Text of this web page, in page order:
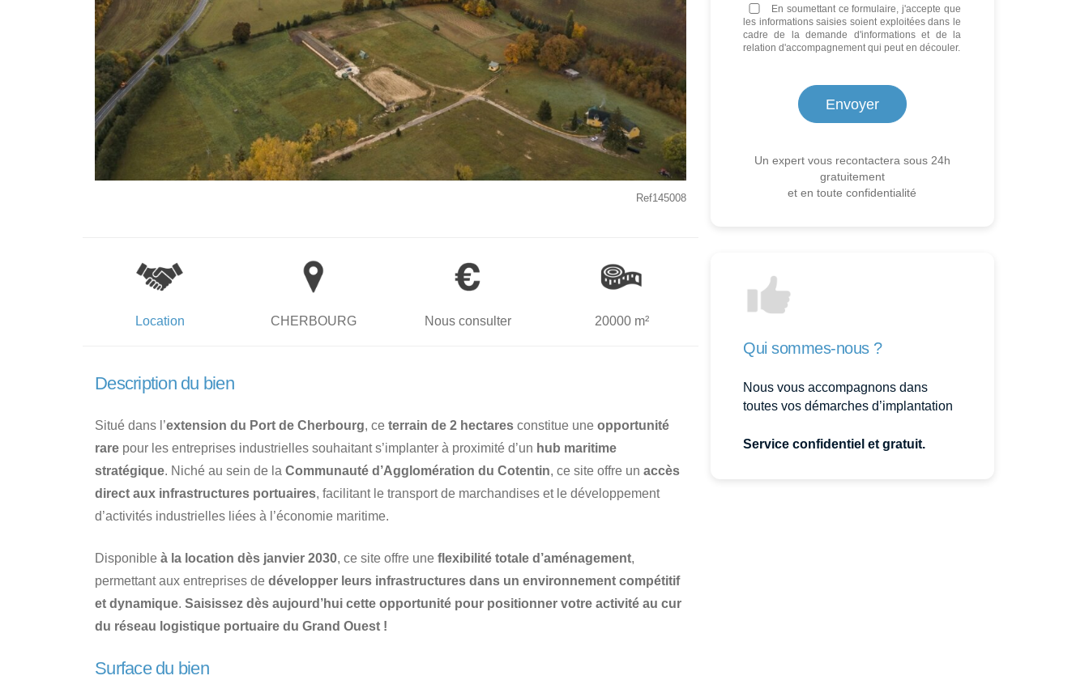
Ref145008
Location CHERBOURG Nous consulter 20000 m²
Description du bien
Situé dans l’extension du Port de Cherbourg, ce terrain de 2 hectares constitue une opportunité
rare pour les entreprises industrielles souhaitant s’implanter à proximité d’un hub maritime
stratégique. Niché au sein de la Communauté d’Agglomération du Cotentin, ce site offre un accès
direct aux infrastructures portuaires, facilitant le transport de marchandises et le développement
d’activités industrielles liées à l’économie maritime.
Disponible à la location dès janvier 2030, ce site offre une flexibilité totale d’aménagement,
permettant aux entreprises de développer leurs infrastructures dans un environnement compétitif
et dynamique. Saisissez dès aujourd’hui cette opportunité pour positionner votre activité au cur
du réseau logistique portuaire du Grand Ouest !
Surface du bien
En soumettant ce formulaire, j'accepte que
les informations saisies soient exploitées dans le
cadre de la demande d'informations et de la
relation d'accompagnement qui peut en découler.
Un expert vous recontactera sous 24h
gratuitement
et en toute confidentialité
Qui sommes-nous ?
Nous vous accompagnons dans
toutes vos démarches d’implantation
Service confidentiel et gratuit.